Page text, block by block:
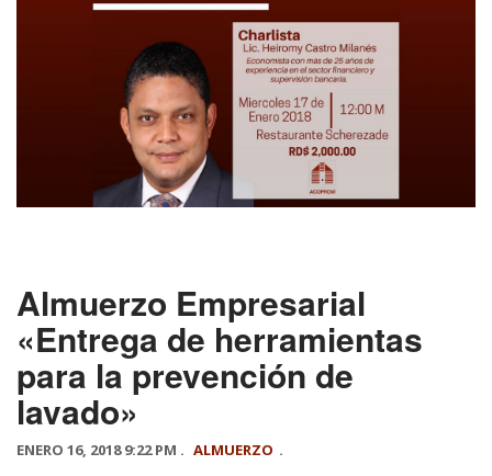
Almuerzo Empresarial
«Entrega de herramientas
para la prevención de
lavado»
ENERO 16, 2018 9:22 PM . ALMUERZO .